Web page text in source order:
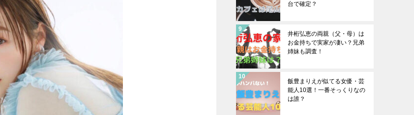
台で確定？
井桁弘恵の両親（父・母）は
お金持ちで実家が凄い？兄弟
姉妹も調査！
飯豊まりえが似てる女優・芸
能人10選！一番そっくりなの
は誰？